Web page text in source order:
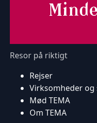
Resor på riktigt
Rejser
Virksomheder
Mød TEMA
Om TEMA